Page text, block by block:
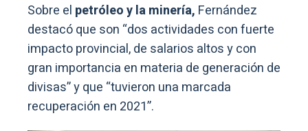
Sobre el petróleo y la minería, Fernández
destacó que son “dos actividades con fuerte
impacto provincial, de salarios altos y con
gran importancia en materia de generación de
divisas” y que “tuvieron una marcada
recuperación en 2021”.